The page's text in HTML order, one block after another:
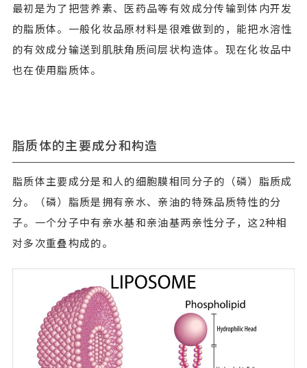
最初是为了把营养素、医药品等有效成分传输到体内开发
的脂质体。一般化妆品原材料是很难做到的，能把水溶性
的有效成分输送到肌肤角质间层状构造体。现在化妆品中
也在使用脂质体。
脂质体的主要成分和构造
脂质体主要成分是和人的细胞膜相同分子的（磷）脂质成
分。（磷）脂质是拥有亲水、亲油的特殊品质特性的分
子。一个分子中有亲水基和亲油基两亲性分子，这2种相
对多次重叠构成的。